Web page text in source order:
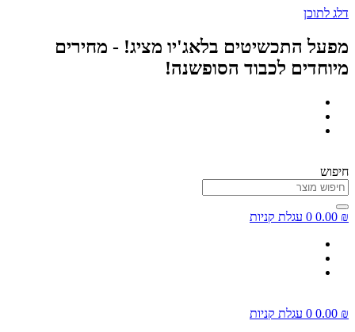
דלג לתוכן
מפעל התכשיטים בלאג'יו מציג! - מחירים
מיוחדים לכבוד הסופשנה!
חיפוש
0.00 ₪
0 עגלת קניות
0.00 ₪
0 עגלת קניות